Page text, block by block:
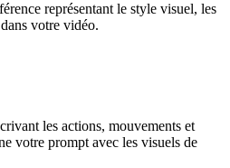
représentant le style visuel, les
votre vidéo.
les actions, mouvements et
votre prompt avec les visuels de